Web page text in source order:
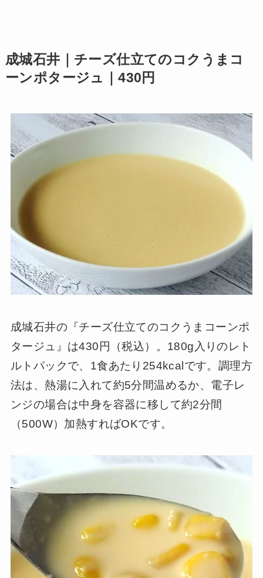
成城石井｜チーズ仕立てのコクうまコ
ーンポタージュ｜430円
成城石井の『チーズ仕立てのコクうまコーンポ
タージュ』は430円（税込）。180g入りのレト
ルトパックで、1食あたり254kcalです。調理方
法は、熱湯に入れて約5分間温めるか、電子レ
ンジの場合は中身を容器に移して約2分間
（500W）加熱すればOKです。